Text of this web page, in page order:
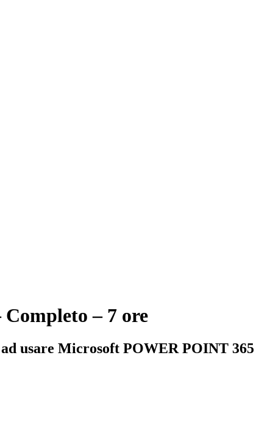
– 7 ore
usare Microsoft POWER POINT 365